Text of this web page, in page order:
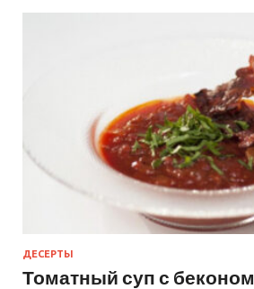
ДЕСЕРТЫ
Томатный суп с беконом